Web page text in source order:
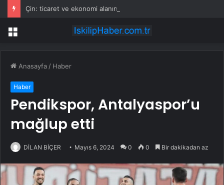
Menü
Anasayfa / Haber
Haber
Pendikspor, Antalyaspor’u
mağlup etti
DİLAN BİÇER Mayıs 6, 2024 0 0 Bir dakikadan az